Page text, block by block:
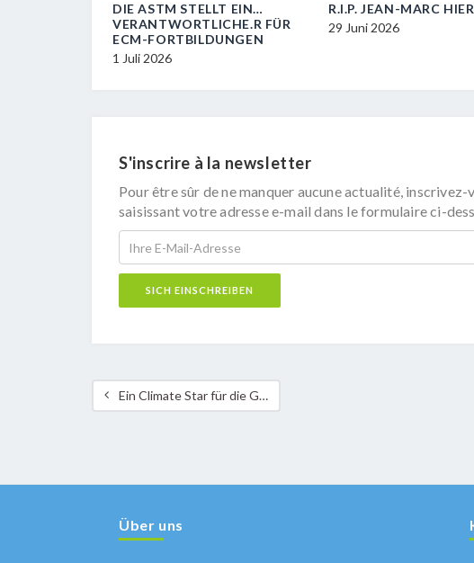
DIE ASTM STELLT EIN…
VERANTWORTLICHE.R FÜR
ECM-FORTBILDUNGEN
1 Juli 2026
R.I.P. JEAN-MARC
29 Juni 2026
S'inscrire à la newsletter
Pour être sûr de ne manquer aucune actualité,
saisissant votre adresse e-mail dans le formulaire ci-
Ein Climate Star für die Gemeinde Hesperingen
Über uns